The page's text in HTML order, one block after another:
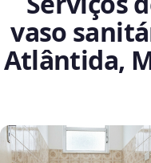
vaso
Atlântida,